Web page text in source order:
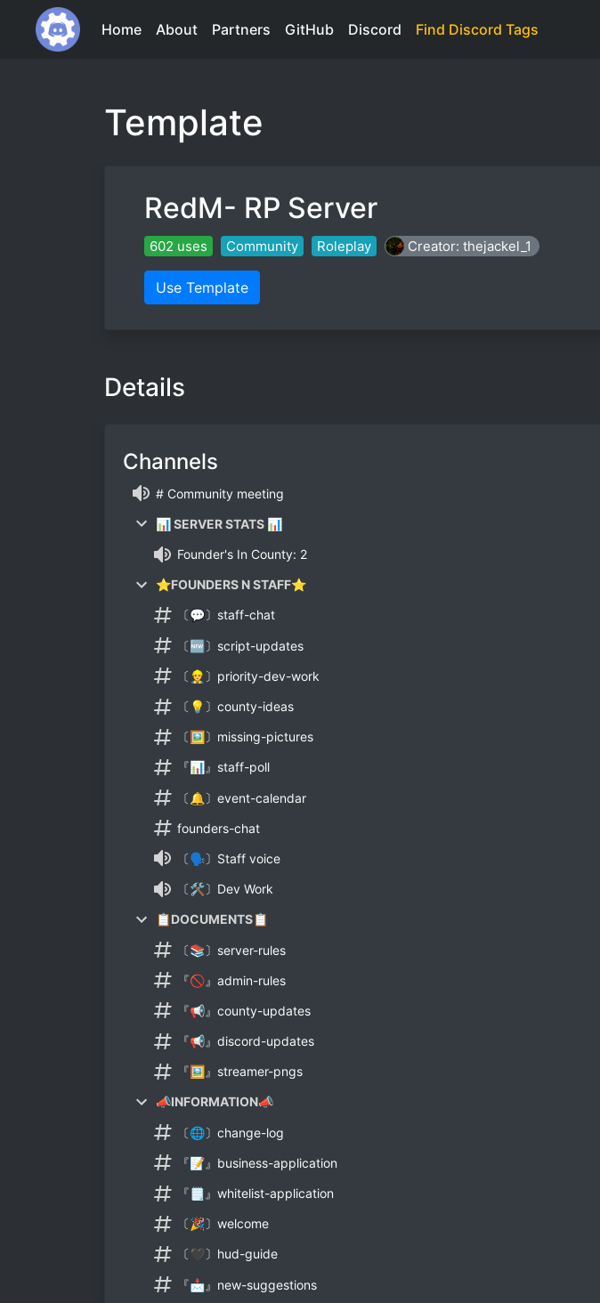
Home About Partners GitHub Discord Find Discord Tags
Template
RedM- RP Server
602 uses Community Roleplay Creator: thejackel_1
Use Template
Details
Channels
# Community meeting
📊 SERVER STATS 📊
Founder's In County: 2
⭐FOUNDERS N STAFF⭐
〔💬〕staff-chat
〔🆕〕script-updates
〔👷〕priority-dev-work
〔💡〕county-ideas
〔🖼〕missing-pictures
『📊』staff-poll
〔🔔〕event-calendar
founders-chat
〔🗣〕Staff voice
〔🛠〕Dev Work
📋DOCUMENTS📋
〔📚〕server-rules
『🚫』admin-rules
『📢』county-updates
『📢』discord-updates
『🖼』streamer-pngs
📣INFORMATION📣
〔🌐〕change-log
『📝』business-application
『🗒』whitelist-application
〔🎉〕welcome
〔🖤〕hud-guide
『📩』new-suggestions